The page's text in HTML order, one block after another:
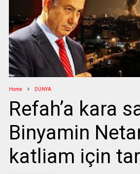
Home DÜNYA
Refah’a kara
Binyamin
katliam için